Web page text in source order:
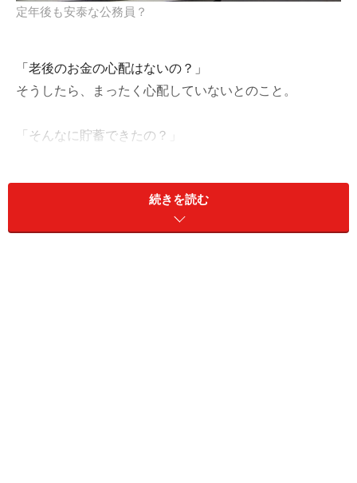
定年後も安泰な公務員？
「老後のお金の心配はないの？」
そうしたら、まったく心配していないとのこと。
「そんなに貯蓄できたの？」
「う～ん、子供が3人いるから教育費がかさむし、マン
ションも分譲を買ったし、老後のお金といっても、そん
なに貯蓄できているわけではないよ」。
続きを読む